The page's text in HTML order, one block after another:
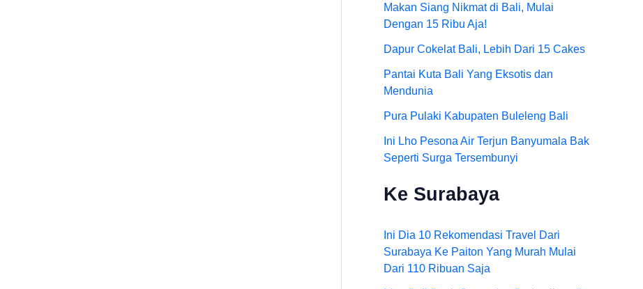
Makan Siang Nikmat di Bali, Mulai
Dengan 15 Ribu Aja!
Dapur Cokelat Bali, Lebih Dari 15 Cakes
Pantai Kuta Bali Yang Eksotis dan
Mendunia
Pura Pulaki Kabupaten Buleleng Bali
Ini Lho Pesona Air Terjun Banyumala Bak
Seperti Surga Tersembunyi
Ke Surabaya
Ini Dia 10 Rekomendasi Travel Dari
Surabaya Ke Paiton Yang Murah Mulai
Dari 110 Ribuan Saja